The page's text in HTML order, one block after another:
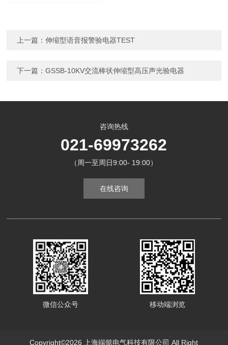
上一篇：伸缩型语音报警验电器TEST
下一篇：GSSB-10KV交流棒状伸缩型高压声光验电器
咨询热线
021-69973262
（周一至周日9:00- 19:00）
在线咨询
微信公众号 移动端浏览
Copyright©2026 上海端懿电气科技有限公司 All Right